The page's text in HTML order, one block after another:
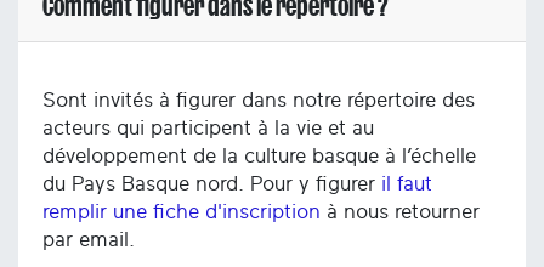
Comment figurer dans le répertoire ?
Sont invités à figurer dans notre répertoire des
acteurs qui participent à la vie et au
développement de la culture basque à l’échelle
du Pays Basque nord. Pour y figurer il faut
remplir une fiche d'inscription à nous retourner
par email.